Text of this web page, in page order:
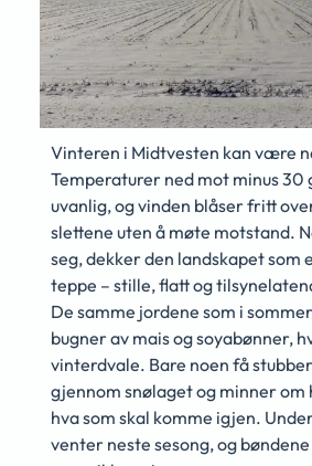
Vinteren i Midtvesten kan være
Temperaturer ned mot minus 30
uvanlig, og vinden blåser fritt
slettene uten å møte motstand.
seg, dekker den landskapet som
teppe – stille, flatt og
De samme jordene som i
bugner av mais og soyabønner,
vinterdvale. Bare noen få
gjennom snølaget og minner om
hva som skal komme igjen.
venter neste sesong, og